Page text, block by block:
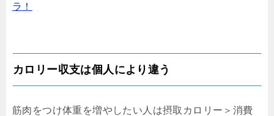
ラ！
カロリー収支は個人により違う
筋肉をつけ体重を増やしたい人は摂取カロリー＞消費